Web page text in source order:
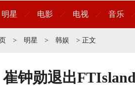
明星 电影 电视 音乐
> 明星 > 韩娱 > 正文
崔钟勋退出